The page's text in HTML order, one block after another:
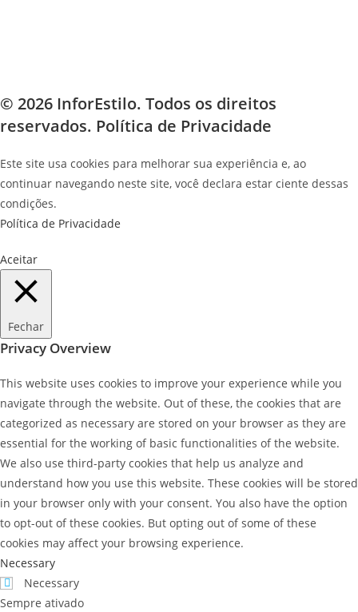
© 2026 InforEstilo. Todos os direitos
reservados. Política de Privacidade
Este site usa cookies para melhorar sua experiência e, ao
continuar navegando neste site, você declara estar ciente dessas
condições.
Política de Privacidade
Aceitar
Fechar
Privacy Overview
This website uses cookies to improve your experience while you
navigate through the website. Out of these, the cookies that are
categorized as necessary are stored on your browser as they are
essential for the working of basic functionalities of the website.
We also use third-party cookies that help us analyze and
understand how you use this website. These cookies will be stored
in your browser only with your consent. You also have the option
to opt-out of these cookies. But opting out of some of these
cookies may affect your browsing experience.
Necessary
Necessary
Sempre ativado